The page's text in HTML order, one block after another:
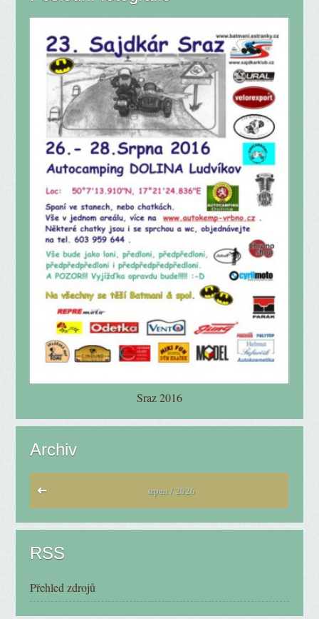
Sraz 2016
Archiv
srpen / 2026
RSS
Přehled zdrojů